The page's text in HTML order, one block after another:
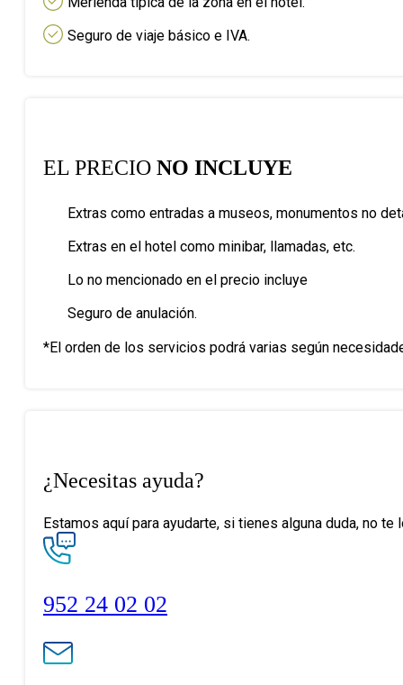
Seguro de viaje básico e IVA.
EL PRECIO NO INCLUYE
Extras como entradas a museos, monumentos no
Extras en el hotel como minibar, llamadas, etc.
Lo no mencionado en el precio incluye
Seguro de anulación.
*El orden de los servicios podrá varias según
¿Necesitas ayuda?
Estamos aquí para ayudarte, si tienes alguna duda, no
952 24 02 02